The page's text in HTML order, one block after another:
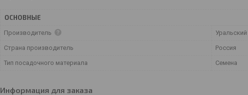
ОСНОВНЫЕ
Производитель
Страна производитель Россия
Тип посадочного материала Семена
Информация для заказа